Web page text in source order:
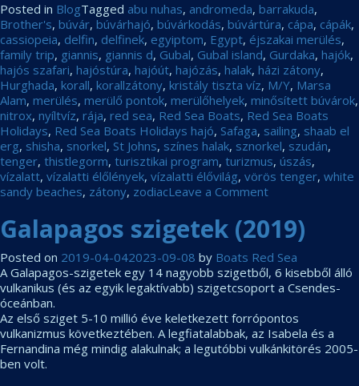
Posted in BlogTagged abu nuhas, andromeda, barrakuda,
Brother's, búvár, búvárhajó, búvárkodás, búvártúra, cápa, cápák,
cassiopeia, delfin, delfinek, egyiptom, Egypt, éjszakai merülés,
family trip, giannis, giannis d, Gubal, Gubal island, Gurdaka, hajók,
hajós szafari, hajóstúra, hajóút, hajózás, halak, házi zátony,
Hurghada, korall, korallzátony, kristály tiszta víz, M/Y, Marsa
Alam, merülés, merülő pontok, merülőhelyek, minősített búvárok,
nitrox, nyíltvíz, rája, red sea, Red Sea Boats, Red Sea Boats
Holidays, Red Sea Boats Holidays hajó, Safaga, sailing, shaab el
erg, shisha, snorkel, St Johns, színes halak, sznorkel, szudán,
tenger, thistlegorm, turisztikai program, turizmus, úszás,
vízalatt, vízalatti élőlények, vízalatti élővilág, vörös tenger, white
sandy beaches, zátony, zodiacLeave a Commenton
hajóstúra
videó
–
2019
nyár
Galapagos szigetek (2019)
Posted on 2019-04-042023-09-08 by Boats Red Sea
A Galapagos-szigetek egy 14 nagyobb szigetből, 6 kisebből álló
vulkanikus (és az egyik legaktívabb) szigetcsoport a Csendes-
óceánban.
Az első sziget 5-10 millió éve keletkezett forrópontos
vulkanizmus következtében. A legfiatalabbak, az Isabela és a
Fernandina még mindig alakulnak; a legutóbbi vulkánkitörés 2005-
ben volt.